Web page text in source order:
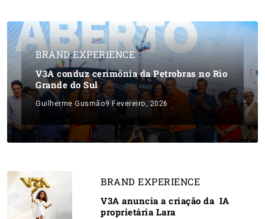
BRAND EXPERIENCE
V3A conduz cerimônia da Petrobras no Rio
Grande do Sul
Guilherme Gusmão9 Fevereiro, 2026
BRAND EXPERIENCE
V3A anuncia a criação da IA
proprietária Lara